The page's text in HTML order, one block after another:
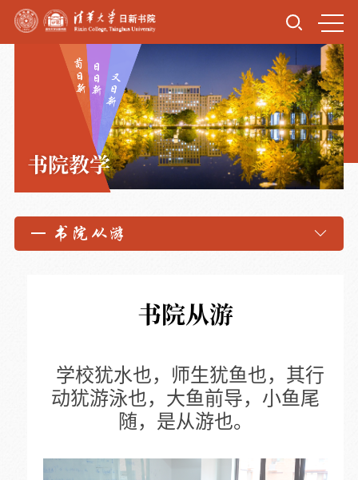
书院教学
书院从游
书院从游
学校犹水也，师生犹鱼也，其行
动犹游泳也，大鱼前导，小鱼尾
随，是从游也。